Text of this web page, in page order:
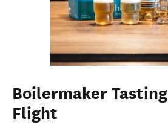
Boilermaker Tasting
Flight